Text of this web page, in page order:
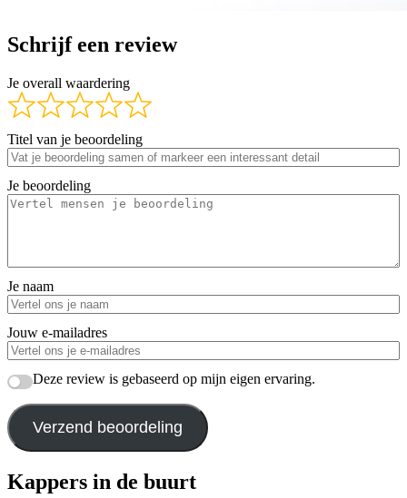
Schrijf een review
Je overall waardering
Titel van je beoordeling
Je beoordeling
Je naam
Jouw e-mailadres
Deze review is gebaseerd op mijn eigen ervaring.
Verzend beoordeling
Kappers in de buurt